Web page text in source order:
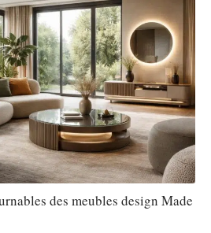
des meubles design Made